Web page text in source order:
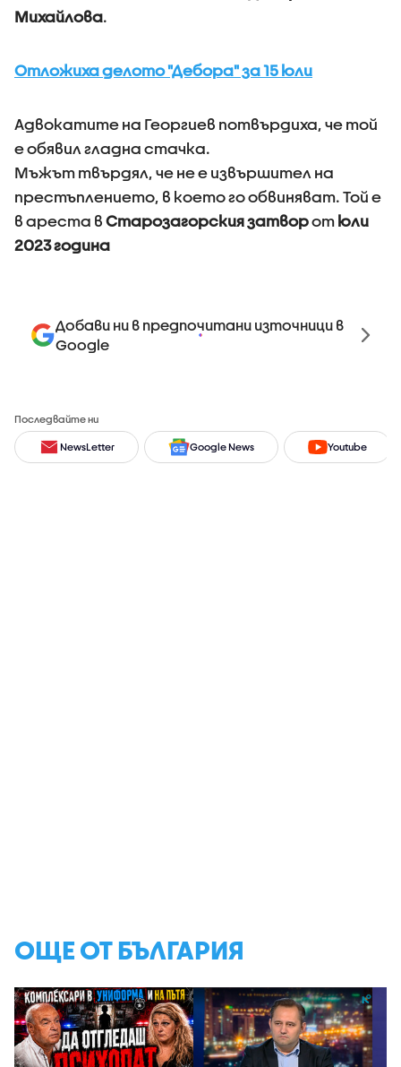
Михайлова.
Отложиха делото "Дебора" за 15 юли
Адвокатите на Георгиев потвърдиха, че той
е обявил гладна стачка.
Мъжът твърдял, че не е извършител на
престъплението, в което го обвиняват. Той е
в ареста в Старозагорския затворот юли
2023 година
Добави ни в предпочитани източници в
Google
Последвайте ни
NewsLetter Google News Youtube
ОЩЕ ОТ БЪЛГАРИЯ